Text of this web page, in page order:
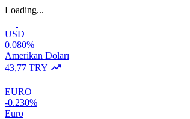
Loading...
USD
0.080%
Amerikan Doları
43,77 TRY
EURO
-0.230%
Euro